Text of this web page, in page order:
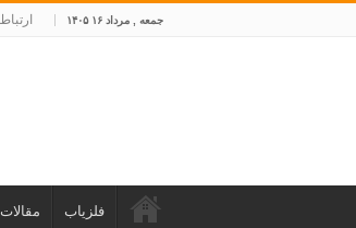
جمعه , مرداد ۱۶ ۱۴۰۵
فلزیاب مقالات